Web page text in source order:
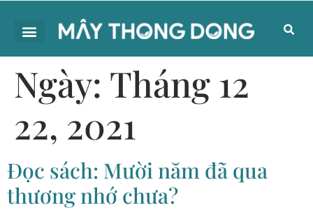
Ngày: Tháng 12
22, 2021
Đọc sách: Mười năm đã qua
thương nhớ chưa?